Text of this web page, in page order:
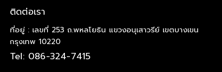
ติดต่อเรา
ที่อยู่ : เลขที่ 253 ถ.พหลโยธิน แขวงอนุเสาวรีย์ เขตบางเขน
กรุงเทพ 10220
Tel: 086-324-7415